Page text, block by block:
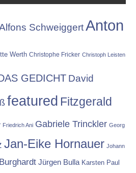
SchweiggertAnton
Werth Christophe Fricker Christoph Leisten
GEDICHT David
featured Fitzgerald
Friedrich Ani Gabriele Trinckler Georg
Jan-Eike Hornauer Johann
Jürgen Bulla Karsten Paul